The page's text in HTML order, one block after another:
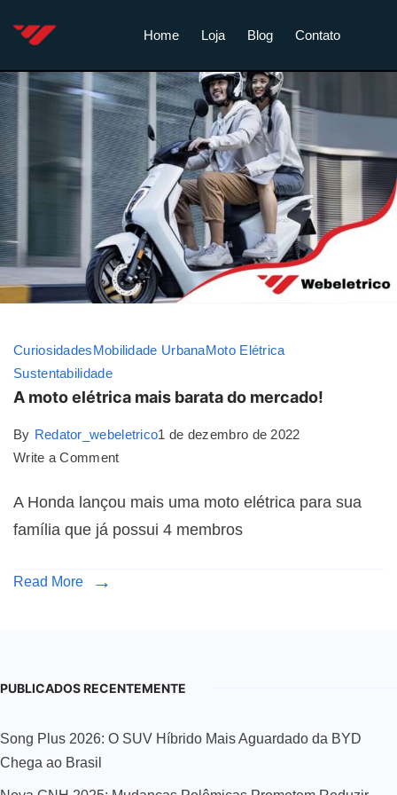
Home Loja Blog Contato
CuriosidadesMobilidade UrbanaMoto Elétrica
Sustentabilidade
A moto elétrica mais barata do mercado!
By Redator_webeletrico1 de dezembro de 2022
Write a Comment
A Honda lançou mais uma moto elétrica para sua
família que já possui 4 membros
Read More
PUBLICADOS RECENTEMENTE
Song Plus 2026: O SUV Híbrido Mais Aguardado da BYD
Chega ao Brasil